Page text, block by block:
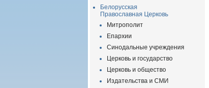
Белорусская
Православная Церковь
Митрополит
Епархии
Синодальные учреждения
Церковь и государство
Церковь и общество
Издательства и СМИ